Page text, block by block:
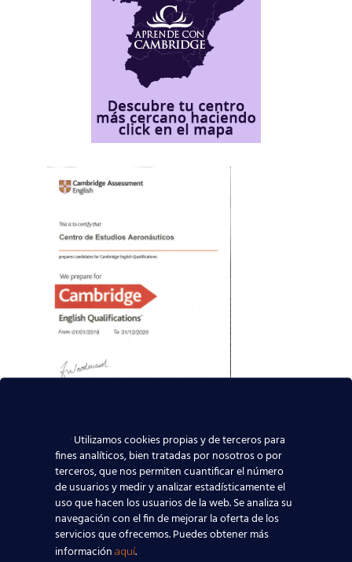

Utilizamos cookies propias y de terceros para
fines analíticos, bien tratadas por nosotros o por
terceros, que nos permiten cuantificar el número
de usuarios y medir y analizar estadísticamente el
uso que hacen los usuarios de la web. Se analiza su
navegación con el fin de mejorar la oferta de los
servicios que ofrecemos. Puedes obtener más
información aquí.